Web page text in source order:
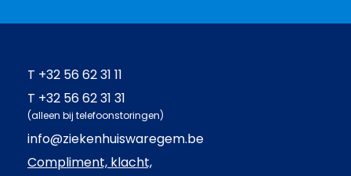
T +32 56 62 31 11
T +32 56 62 31 31
(alleen bij telefoonstoringen)
info@ziekenhuiswaregem.be
Compliment, klacht,